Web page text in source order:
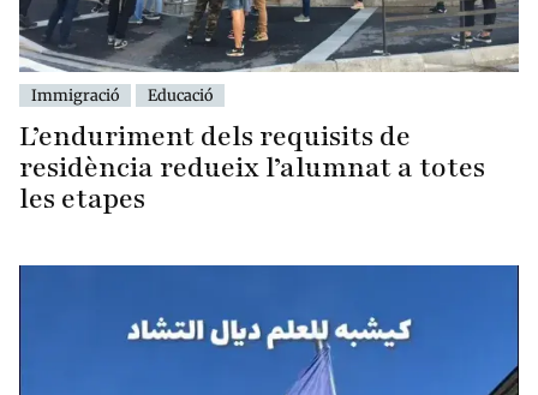
Immigració Educació
L’enduriment dels requisits de
residència redueix l’alumnat a totes
les etapes